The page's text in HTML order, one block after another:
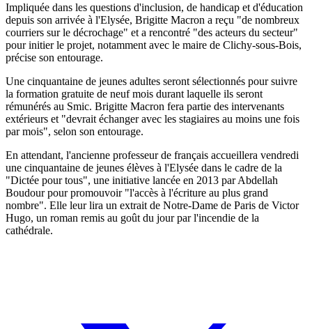
Impliquée dans les questions d'inclusion, de handicap et d'éducation
depuis son arrivée à l'Elysée, Brigitte Macron a reçu "de nombreux
courriers sur le décrochage" et a rencontré "des acteurs du secteur"
pour initier le projet, notamment avec le maire de Clichy-sous-Bois,
précise son entourage.
Une cinquantaine de jeunes adultes seront sélectionnés pour suivre
la formation gratuite de neuf mois durant laquelle ils seront
rémunérés au Smic. Brigitte Macron fera partie des intervenants
extérieurs et "devrait échanger avec les stagiaires au moins une fois
par mois", selon son entourage.
En attendant, l'ancienne professeur de français accueillera vendredi
une cinquantaine de jeunes élèves à l'Elysée dans le cadre de la
"Dictée pour tous", une initiative lancée en 2013 par Abdellah
Boudour pour promouvoir "l'accès à l'écriture au plus grand
nombre". Elle leur lira un extrait de Notre-Dame de Paris de Victor
Hugo, un roman remis au goût du jour par l'incendie de la
cathédrale.